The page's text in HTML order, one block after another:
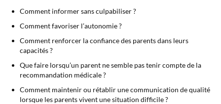
Comment informer sans culpabiliser ?
Comment favoriser l’autonomie ?
Comment renforcer la confiance des parents dans leurs
capacités ?
Que faire lorsqu’un parent ne semble pas tenir compte de la
recommandation médicale ?
Comment maintenir ou rétablir une communication de qualité
lorsque les parents vivent une situation difficile ?